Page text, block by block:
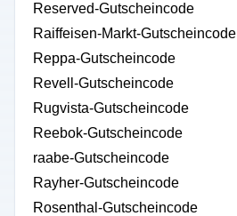
Reserved-Gutscheincode
Raiffeisen-Markt-Gutscheincode
Reppa-Gutscheincode
Revell-Gutscheincode
Rugvista-Gutscheincode
Reebok-Gutscheincode
raabe-Gutscheincode
Rayher-Gutscheincode
Rosenthal-Gutscheincode